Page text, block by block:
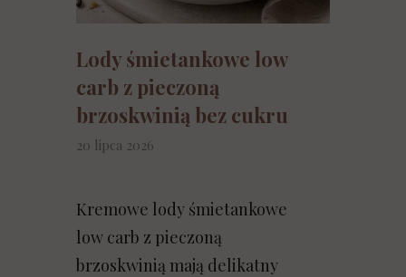
Lody śmietankowe low
carb z pieczoną
brzoskwinią bez cukru
20 lipca 2026
Kremowe lody śmietankowe
low carb z pieczoną
brzoskwinią mają delikatny